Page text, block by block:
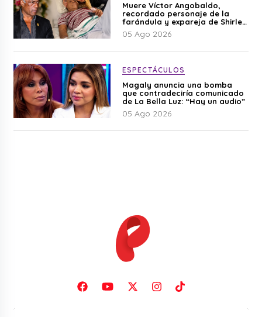
Muere Víctor Angobaldo,
recordado personaje de la
farándula y expareja de Shirley
Cherres
05 Ago 2026
ESPECTÁCULOS
Magaly anuncia una bomba
que contradeciría comunicado
de La Bella Luz: “Hay un audio”
05 Ago 2026